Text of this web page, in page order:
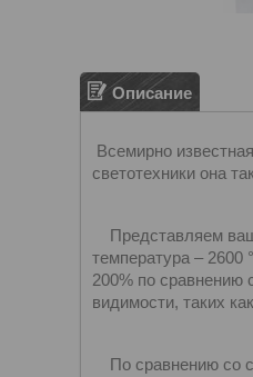
Описание
Всемирно
светотехники она
Представляем
температура –
200% по
видимости, таких
По сравнению со